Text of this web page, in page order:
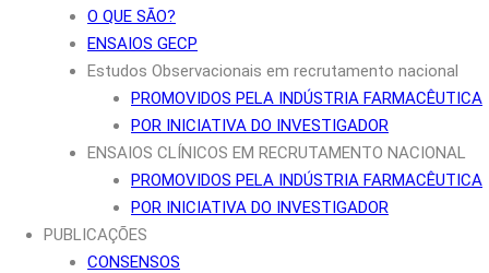
O QUE SÃO?
ENSAIOS GECP
Estudos Observacionais em recrutamento nacional
PROMOVIDOS PELA INDÚSTRIA FARMACÊUTICA
POR INICIATIVA DO INVESTIGADOR
ENSAIOS CLÍNICOS EM RECRUTAMENTO NACIONAL
PROMOVIDOS PELA INDÚSTRIA FARMACÊUTICA
POR INICIATIVA DO INVESTIGADOR
PUBLICAÇÕES
CONSENSOS